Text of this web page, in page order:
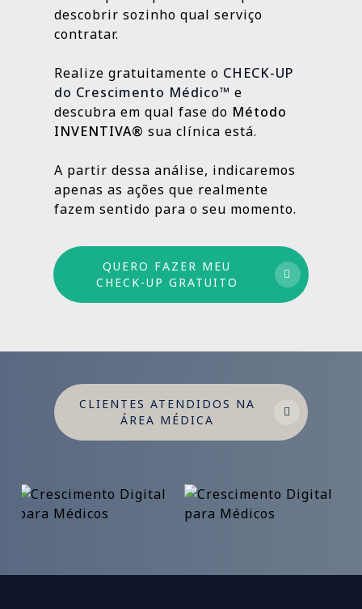
Fazer meu CHECK-UP Gratuito
resultados e aprimorando o que ainda
pode crescer.
Outras, como SEO Médico, Gestão do Blog e
construção de autoridade digital, são
resultados sólidos e duradouros ao longo
do tempo.
Por isso trabalhamos com um método
médio e longo prazo para garantir
crescimento sustentável.
descobrir sozinho qual serviço
contratar.
Realize gratuitamente o CHECK-UP
do Crescimento Médico™ e
descubra em qual fase do Método
INVENTIVA® sua clínica está.
A partir dessa análise, indicaremos
apenas as ações que realmente
fazem sentido para o seu momento.
QUERO FAZER MEU
CHECK-UP GRATUITO
CLIENTES ATENDIDOS NA
ÁREA MÉDICA